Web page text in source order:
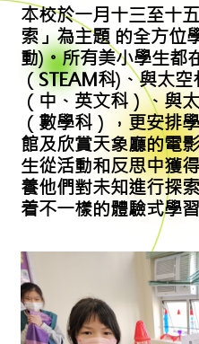
本校於一月十三至十
索」為主題 的全方位
動)。所有美小學生都
（STEAM科)、與太
（中、英文科）、與
（數學科），更安排
館及欣賞天象廳的電
生從活動和反思中獲
養他們對未知進行探
着不一樣的體驗式學習